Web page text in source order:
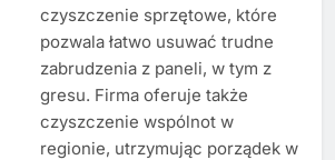
czyszczenie sprzętowe, które
pozwala łatwo usuwać trudne
zabrudzenia z paneli, w tym z
gresu. Firma oferuje także
czyszczenie wspólnot w
regionie, utrzymując porządek w